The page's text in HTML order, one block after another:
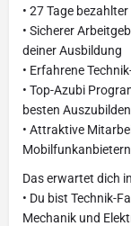
• 27 Tage
• Sicherer
deiner Ausbildung
• Erfahrene
• Top-Azubi
besten
• Attraktive
Das erwartet dich
• Du bist Technik-
Mechanik und